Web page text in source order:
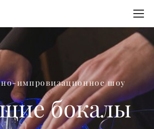
импровизационное шоу
бокалы